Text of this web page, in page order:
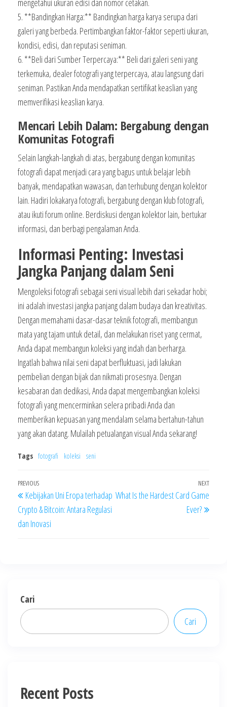
mengetahui ukuran edisi dan nomor cetakan.
5. **Bandingkan Harga:** Bandingkan harga karya serupa dari
galeri yang berbeda. Pertimbangkan faktor-faktor seperti ukuran,
kondisi, edisi, dan reputasi seniman.
6. **Beli dari Sumber Terpercaya:** Beli dari galeri seni yang
terkemuka, dealer fotografi yang terpercaya, atau langsung dari
seniman. Pastikan Anda mendapatkan sertifikat keaslian yang
memverifikasi keaslian karya.
Mencari Lebih Dalam: Bergabung dengan
Komunitas Fotografi
Selain langkah-langkah di atas, bergabung dengan komunitas
fotografi dapat menjadi cara yang bagus untuk belajar lebih
banyak, mendapatkan wawasan, dan terhubung dengan kolektor
lain. Hadiri lokakarya fotografi, bergabung dengan klub fotografi,
atau ikuti forum online. Berdiskusi dengan kolektor lain, bertukar
informasi, dan berbagi pengalaman Anda.
Informasi Penting: Investasi
Jangka Panjang dalam Seni
Mengoleksi fotografi sebagai seni visual lebih dari sekadar hobi;
ini adalah investasi jangka panjang dalam budaya dan kreativitas.
Dengan memahami dasar-dasar teknik fotografi, membangun
mata yang tajam untuk detail, dan melakukan riset yang cermat,
Anda dapat membangun koleksi yang indah dan berharga.
Ingatlah bahwa nilai seni dapat berfluktuasi, jadi lakukan
pembelian dengan bijak dan nikmati prosesnya. Dengan
kesabaran dan dedikasi, Anda dapat mengembangkan koleksi
fotografi yang mencerminkan selera pribadi Anda dan
memberikan kepuasan yang mendalam selama bertahun-tahun
yang akan datang. Mulailah petualangan visual Anda sekarang!
Tags fotografi koleksi seni
Navigasi
pos
Previous
Post
PREVIOUS
Kebijakan Uni Eropa terhadap
Crypto & Bitcoin: Antara Regulasi
dan Inovasi
Next
NEXT
What Is the Hardest Card Game
Ever?
Cari
Cari
Recent Posts